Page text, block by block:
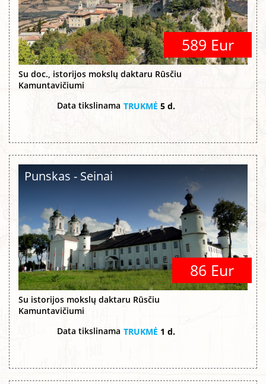
589 Eur
Su doc., istorijos mokslų daktaru Rūsčiu
Kamuntavičiumi
Data tikslinama TRUKMĖ 5 d.
Punskas - Seinai
86 Eur
Su istorijos mokslų daktaru Rūsčiu
Kamuntavičiumi
Data tikslinama TRUKMĖ 1 d.